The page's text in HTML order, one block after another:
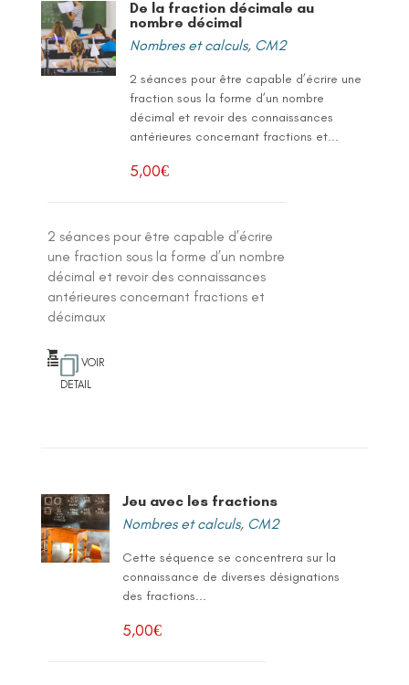
De la fraction décimale au
nombre décimal
Nombres et calculs, CM2
2 séances pour être capable d’écrire une
fraction sous la forme d’un nombre
décimal et revoir des connaissances
antérieures concernant fractions et...
5,00€
2 séances pour être capable d’écrire
une fraction sous la forme d’un nombre
décimal et revoir des connaissances
antérieures concernant fractions et
décimaux
VOIR
DETAIL
Jeu avec les fractions
Nombres et calculs, CM2
Cette séquence se concentrera sur la
connaissance de diverses désignations
des fractions...
5,00€